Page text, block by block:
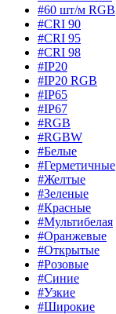
#60 шт/м RGB
#CRI 90
#CRI 95
#CRI 98
#IP20
#IP20 RGB
#IP65
#IP67
#RGB
#RGBW
#Белые
#Герметичные
#Желтые
#Зеленые
#Красные
#Мультибелая
#Оранжевые
#Открытые
#Розовые
#Синие
#Узкие
#Широкие